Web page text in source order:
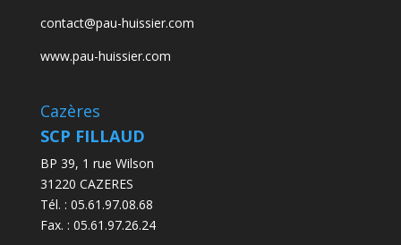
contact@pau-huissier.com
www.pau-huissier.com
Cazères
SCP FILLAUD
BP 39, 1 rue Wilson
31220 CAZERES
Tél. : 05.61.97.08.68
Fax. : 05.61.97.26.24